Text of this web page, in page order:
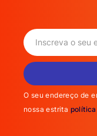
O seu endereço de
nossa estrita